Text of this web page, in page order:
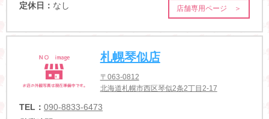
定休日： なし 店舗専用ページ ＞
札幌琴似店
〒063-0812
北海道札幌市西区琴似2条2丁目2-17
TEL： 090-8833-6473